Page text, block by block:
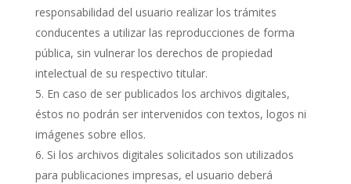
responsabilidad del usuario realizar los trámites
conducentes a utilizar las reproducciones de forma
pública, sin vulnerar los derechos de propiedad
intelectual de su respectivo titular.
En caso de ser publicados los archivos digitales,
éstos no podrán ser intervenidos con textos, logos ni
imágenes sobre ellos.
Si los archivos digitales solicitados son utilizados
para publicaciones impresas, el usuario deberá